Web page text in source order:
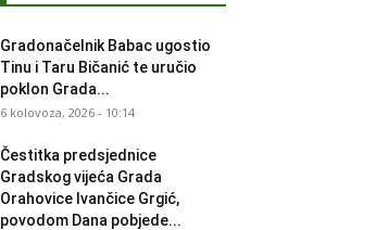
Gradonačelnik Babac ugostio
Tinu i Taru Bičanić te uručio
poklon Grada...
6 kolovoza, 2026 - 10:14
Čestitka predsjednice
Gradskog vijeća Grada
Orahovice Ivančice Grgić,
povodom Dana pobjede...